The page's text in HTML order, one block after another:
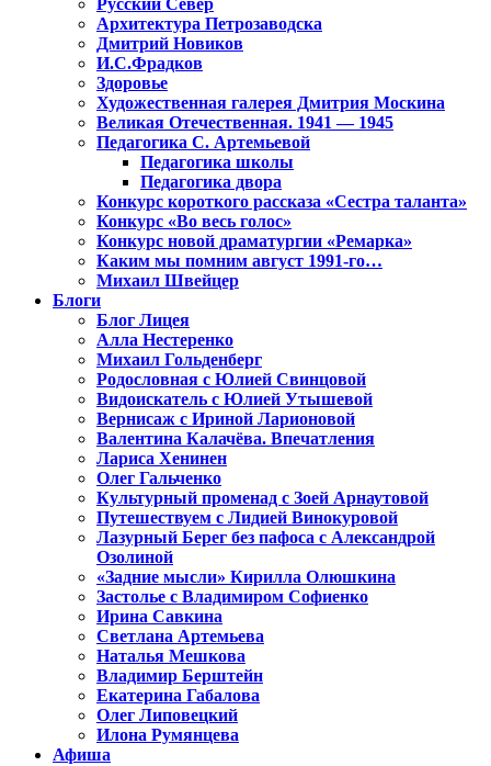
Русский Север
Архитектура Петрозаводска
Дмитрий Новиков
И.С.Фрадков
Здоровье
Художественная галерея Дмитрия Москина
Великая Отечественная. 1941 — 1945
Педагогика С. Артемьевой
Педагогика школы
Педагогика двора
Конкурс короткого рассказа «Сестра таланта»
Конкурс «Во весь голос»
Конкурс новой драматургии «Ремарка»
Каким мы помним август 1991-го…
Михаил Швейцер
Блоги
Блог Лицея
Алла Нестеренко
Михаил Гольденберг
Родословная с Юлией Свинцовой
Видоискатель с Юлией Утышевой
Вернисаж с Ириной Ларионовой
Валентина Калачёва. Впечатления
Лариса Хенинен
Олег Гальченко
Культурный променад с Зоей Арнаутовой
Путешествуем с Лидией Винокуровой
Лазурный Берег без пафоса с Александрой
Озолиной
«Задние мысли» Кирилла Олюшкина
Застолье с Владимиром Софиенко
Ирина Савкина
Светлана Артемьева
Наталья Мешкова
Владимир Берштейн
Екатерина Габалова
Олег Липовецкий
Илона Румянцева
Афиша